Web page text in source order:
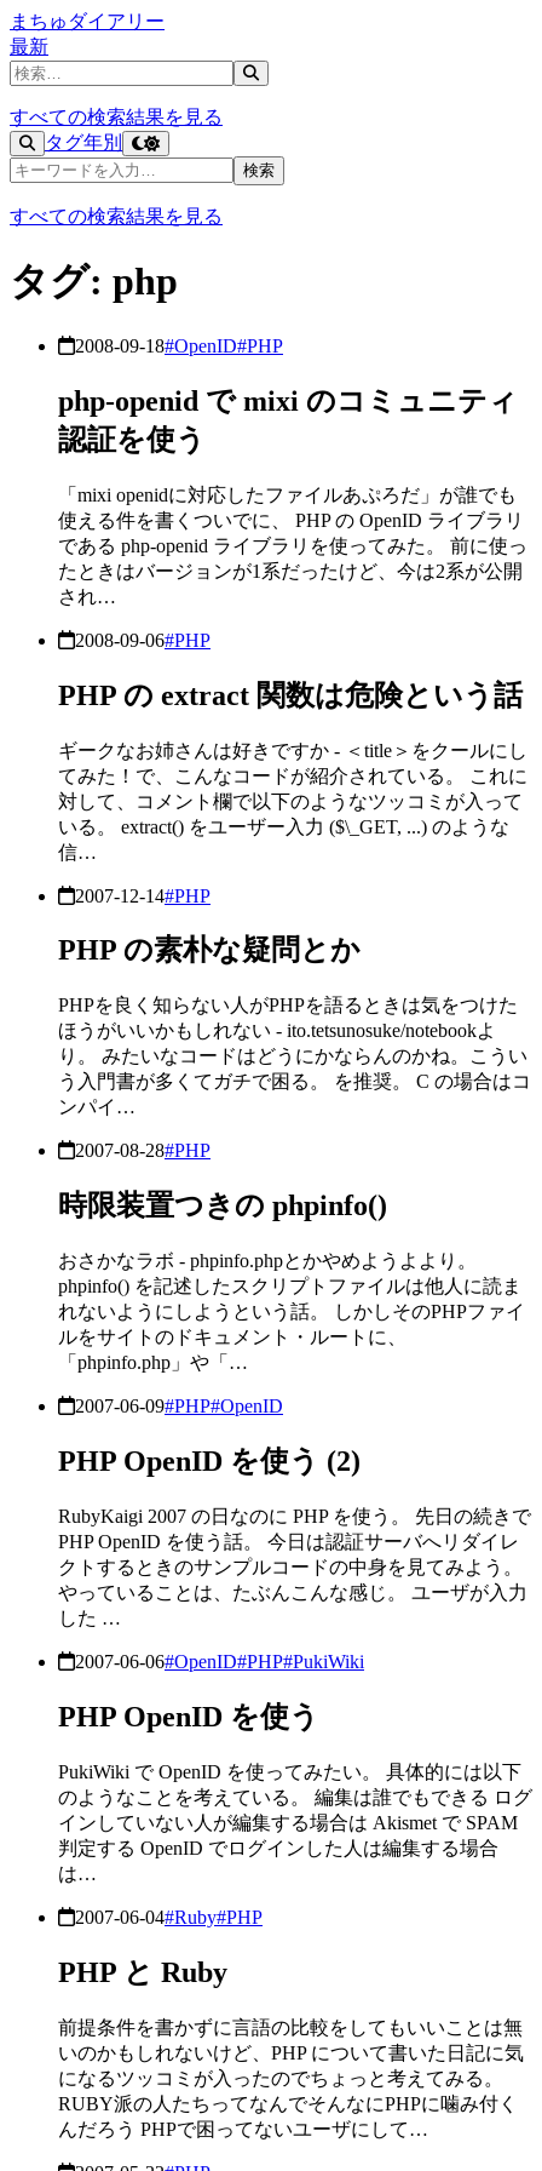
まちゅダイアリー
最新
記事を検索
すべての検索結果を見る
タグ年別
記事を検索
検索
すべての検索結果を見る
タグ: php
2008-09-18#OpenID#PHP
php-openid で mixi のコミュニティ
認証を使う
「mixi openidに対応したファイルあぷろだ」が誰でも
使える件を書くついでに、 PHP の OpenID ライブラリ
である php-openid ライブラリを使ってみた。 前に使っ
たときはバージョンが1系だったけど、今は2系が公開
され…
2008-09-06#PHP
PHP の extract 関数は危険という話
ギークなお姉さんは好きですか - ＜title＞をクールにし
てみた！で、こんなコードが紹介されている。 これに
対して、コメント欄で以下のようなツッコミが入って
いる。 extract() をユーザー入力 ($\_GET, ...) のような
信…
2007-12-14#PHP
PHP の素朴な疑問とか
PHPを良く知らない人がPHPを語るときは気をつけた
ほうがいいかもしれない - ito.tetsunosuke/notebookよ
り。 みたいなコードはどうにかならんのかね。こうい
う入門書が多くてガチで困る。 を推奨。 C の場合はコ
ンパイ…
2007-08-28#PHP
時限装置つきの phpinfo()
おさかなラボ - phpinfo.phpとかやめようよより。
phpinfo() を記述したスクリプトファイルは他人に読ま
れないようにしようという話。 しかしそのPHPファイ
ルをサイトのドキュメント・ルートに、
「phpinfo.php」や「…
2007-06-09#PHP#OpenID
PHP OpenID を使う (2)
RubyKaigi 2007 の日なのに PHP を使う。 先日の続きで
PHP OpenID を使う話。 今日は認証サーバへリダイレ
クトするときのサンプルコードの中身を見てみよう。
やっていることは、たぶんこんな感じ。 ユーザが入力
した …
2007-06-06#OpenID#PHP#PukiWiki
PHP OpenID を使う
PukiWiki で OpenID を使ってみたい。 具体的には以下
のようなことを考えている。 編集は誰でもできる ログ
インしていない人が編集する場合は Akismet で SPAM
判定する OpenID でログインした人は編集する場合
は…
2007-06-04#Ruby#PHP
PHP と Ruby
前提条件を書かずに言語の比較をしてもいいことは無
いのかもしれないけど、PHP について書いた日記に気
になるツッコミが入ったのでちょっと考えてみる。
RUBY派の人たちってなんでそんなにPHPに噛み付く
んだろう PHPで困ってないユーザにして…